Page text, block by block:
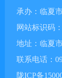
承办：临夏
网站标识码
地址：临夏
联系电话：
陇ICP备